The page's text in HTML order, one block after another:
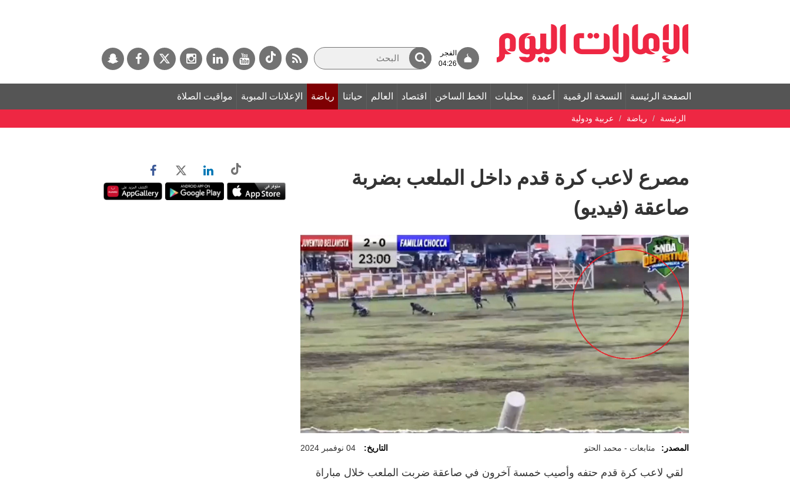
الفجر
04:26
الصفحة الرئيسة النسخة الرقمية أعمدة محليات الخط الساخن اقتصاد العالم حياتنا رياضة الإعلانات المبوبة مواقيت الصلاة
الرئيسة رياضة عربية ودولية
مصرع لاعب كرة قدم داخل الملعب بضربة
صاعقة (فيديو)
المصدر: متابعات - محمد الحتو التاريخ: 04 نوفمبر 2024
لقي لاعب كرة قدم حتفه وأصيب خمسة آخرون في صاعقة ضربت الملعب خلال مباراة